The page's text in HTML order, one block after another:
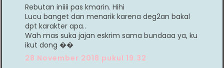
Rebutan iniiii pas kmarin. Hihi
Lucu banget dan menarik karena deg2an bakal
dpt karakter apa..
Wah mas suka jajan eskrim sama bundaaa ya, ku
ikut dong ��
28 November 2018 pukul 19.32